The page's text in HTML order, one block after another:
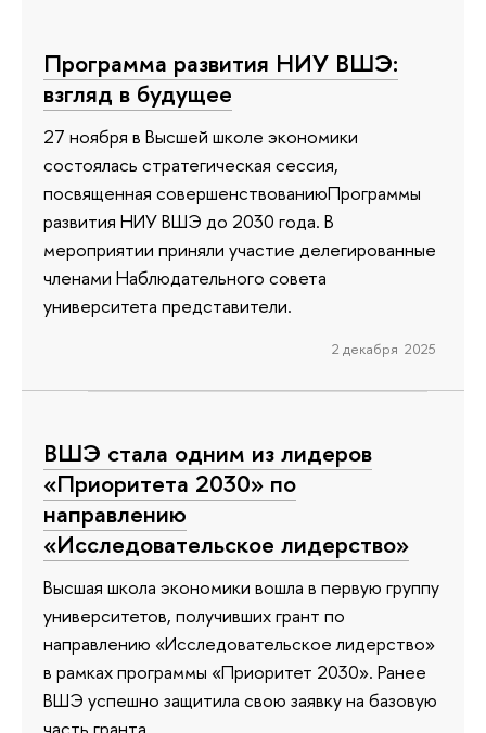
Программа развития НИУ ВШЭ:
взгляд в будущее
27 ноября в Высшей школе экономики
состоялась стратегическая сессия,
посвященная совершенствованиюПрограммы
развития НИУ ВШЭ до 2030 года. В
мероприятии приняли участие делегированные
членами Наблюдательного совета
университета представители.
2 декабря 2025
ВШЭ стала одним из лидеров
«Приоритета 2030» по
направлению
«Исследовательское лидерство»
Высшая школа экономики вошла в первую группу
университетов, получивших грант по
направлению «Исследовательское лидерство»
в рамках программы «Приоритет 2030». Ранее
ВШЭ успешно защитила свою заявку на базовую